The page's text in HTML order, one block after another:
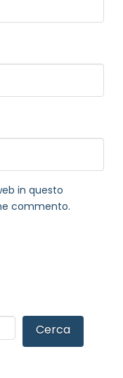
in questo
commento.
Cerca